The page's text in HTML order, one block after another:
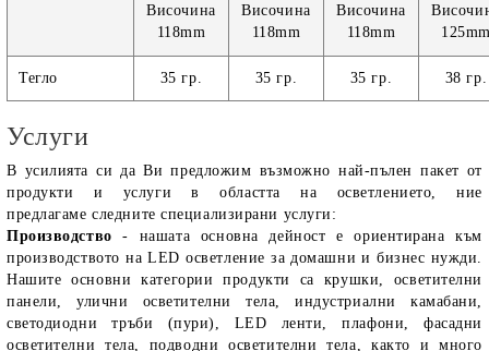
Височина
118mm
Височина
118mm
Височина
118mm
Тегло 35 гр. 35 гр. 35 гр. 38 гр.
Услуги
В усилията си да Ви предложим възможно най-пълен пакет от
продукти и услуги в областта на осветлението, ние
предлагаме следните специализирани услуги:
Производство - нашата основна дейност е ориентирана към
производството на LED осветление за домашни и бизнес нужди.
Нашите основни категории продукти са крушки, осветителни
панели, улични осветителни тела, индустриални камабани,
светодиодни тръби (пури), LED ленти, плафони, фасадни
осветителни тела, подводни осветителни тела, както и много